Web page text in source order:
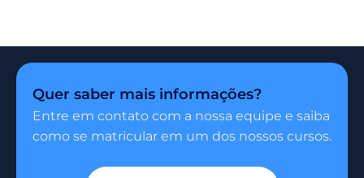
Quer saber mais informações?
Entre em contato com a nossa equipe e saiba
como se matricular em um dos nossos cursos.